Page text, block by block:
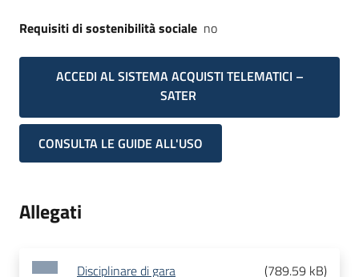
Requisiti di sostenibilità sociale no
ACCEDI AL SISTEMA ACQUISTI TELEMATICI –
SATER
CONSULTA LE GUIDE ALL'USO
Allegati
Disciplinare di gara (789.59 kB)